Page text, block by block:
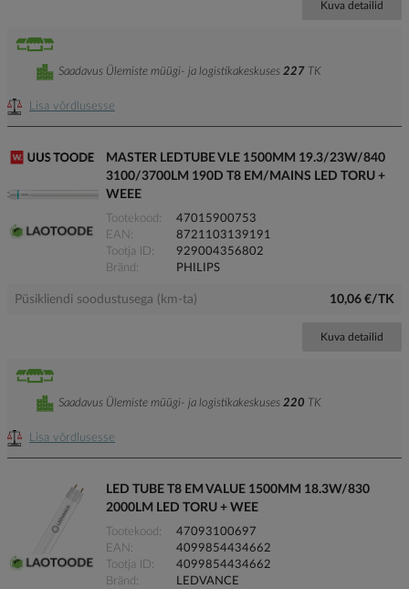
Kuva detailid
Lisa võrdlusesse
Saadavus Ülemiste müügi- ja logistikakeskuses 227 TK
MASTER LEDTUBE VLE 1500MM 19.3/23W/840
3100/3700LM 190D T8 EM/MAINS LED TORU +
WEEE
Tootekood
47015900753
EAN
8721103139191
Tootja ID
929004356802
Bränd
PHILIPS
Püsikliendi soodustusega (km-ta) 10,06 €/TK
Kuva detailid
Lisa võrdlusesse
Saadavus Ülemiste müügi- ja logistikakeskuses 220 TK
LED TUBE T8 EM VALUE 1500MM 18.3W/830
2000LM LED TORU + WEE
Tootekood
47093100697
EAN
4099854434662
Tootja ID
4099854434662
Bränd
LEDVANCE